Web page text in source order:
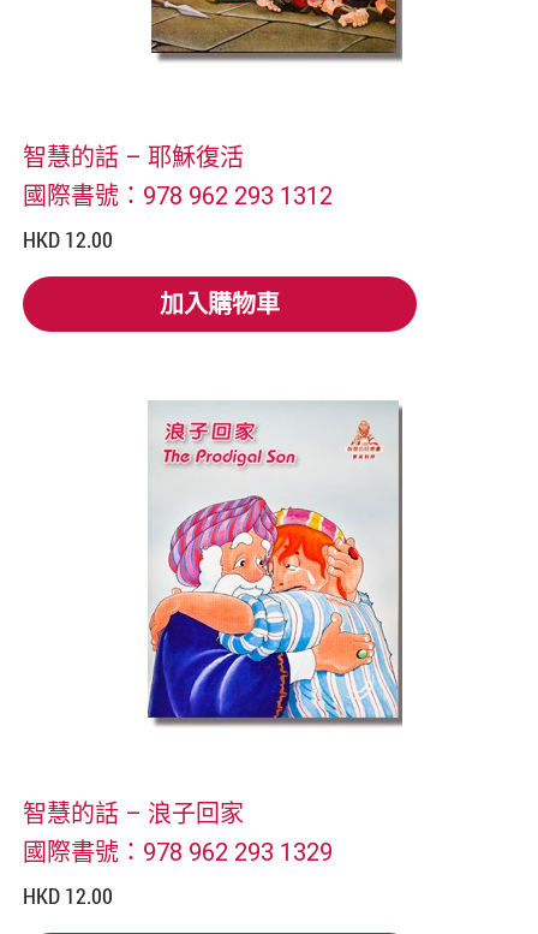
智慧的話 – 耶穌復活
國際書號：978 962 293 1312
HKD 12.00
加入購物車
加入購物車
智慧的話 – 浪子回家
國際書號：978 962 293 1329
HKD 12.00